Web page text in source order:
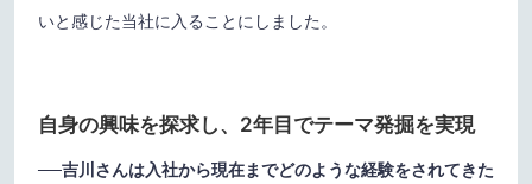
いと感じた当社に入ることにしました。
自身の興味を探求し、2年目でテーマ発掘を実現
──吉川さんは入社から現在までどのような経験をされてきた